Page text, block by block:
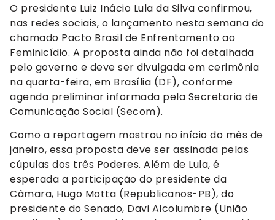
O presidente Luiz Inácio Lula da Silva confirmou,
nas redes sociais, o lançamento nesta semana do
chamado Pacto Brasil de Enfrentamento ao
Feminicídio. A proposta ainda não foi detalhada
pelo governo e deve ser divulgada em cerimônia
na quarta-feira, em Brasília (DF), conforme
agenda preliminar informada pela Secretaria de
Comunicação Social (Secom).
Como a reportagem mostrou no início do mês de
janeiro, essa proposta deve ser assinada pelas
cúpulas dos três Poderes. Além de Lula, é
esperada a participação do presidente da
Câmara, Hugo Motta (Republicanos-PB), do
presidente do Senado, Davi Alcolumbre (União